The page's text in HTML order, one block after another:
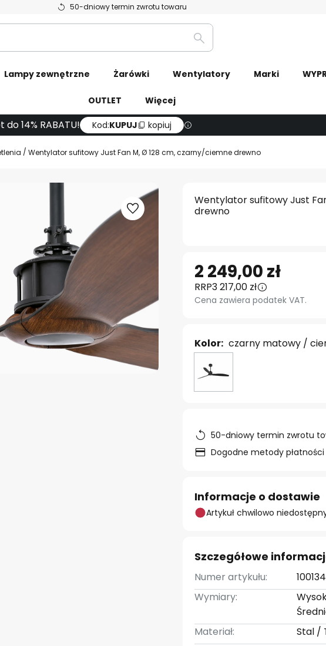
50-dniowy termin zwrotu towaru
Szukaj
Lampy zewnętrzne Żarówki Wentylatory Marki
OUTLET Więcej
do 14% RABATU! Kod:KUPUJ kopiuj
Wentylator sufitowy Just Fan M, Ø 128 cm, czarny/ciemne drewno
Wentylator sufitowy Just
drewno
2 249,00 zł
RRP3 217,00 zł
Cena zawiera podatek VAT.
Kolor: czarny matowy /
50-dniowy termin zwrotu
Dogodne metody płatności
Informacje o dostawie
Artykuł chwilowo
Szczegółowe
Numer artykułu:
Wymiary:
Materiał:
Stal /